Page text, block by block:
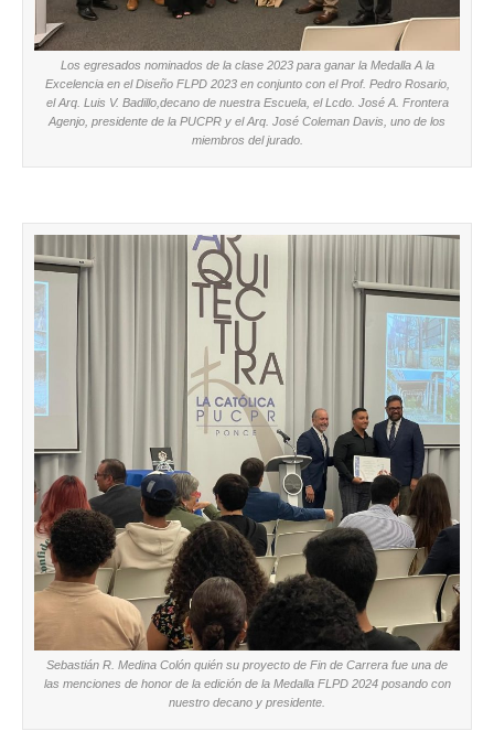
Los egresados nominados de la clase 2023 para ganar la Medalla A la
Excelencia en el Diseño FLPD 2023 en conjunto con el Prof. Pedro Rosario,
el Arq. Luis V. Badillo,decano de nuestra Escuela, el Lcdo. José A. Frontera
Agenjo, presidente de la PUCPR y el Arq. José Coleman Davis, uno de los
miembros del jurado.
Sebastián R. Medina Colón quién su proyecto de Fin de Carrera fue una de
las menciones de honor de la edición de la Medalla FLPD 2024 posando con
nuestro decano y presidente.